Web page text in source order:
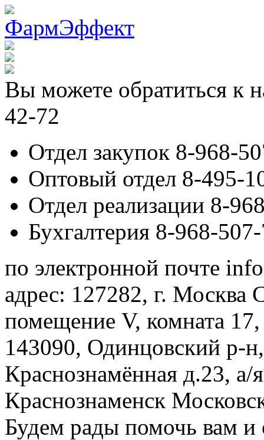
Вы можете обратиться к
42-72
Отдел закупок 8-968-
Оптовый отдел 8-495-
Отдел реализации 8-
Бухгалтерия 8-968-
по электронной почте
адрес: 127282, г. Москва
помещение V, комната
143090, Одинцовский р-
Краснознамённая д.23, а/
Краснознаменск
Будем рады помочь вам и